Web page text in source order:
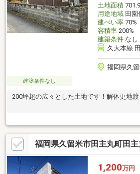
土地面積
用途地域田園
建ぺい率70%
容積率200%
建築条件なし
久大本線
福岡県久
建築条件なし
200坪超の広々とした土地です！解体更地渡
福岡県久留米市田主丸町田主
1,200万円